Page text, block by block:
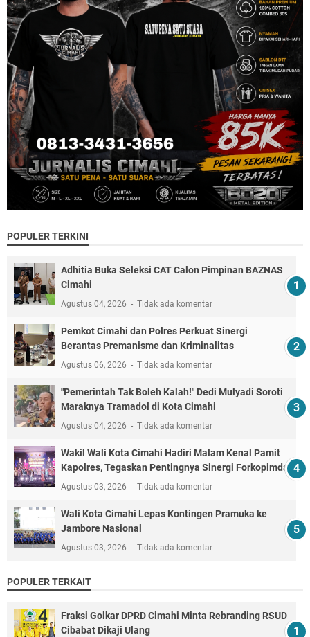
POPULER TERKINI
Adhitia Buka Seleksi CAT Calon Pimpinan BAZNAS
Cimahi
Agustus 04, 2026 Tidak ada komentar
Pemkot Cimahi dan Polres Perkuat Sinergi
Berantas Premanisme dan Kriminalitas
Agustus 06, 2026 Tidak ada komentar
"Pemerintah Tak Boleh Kalah!" Dedi Mulyadi Soroti
Maraknya Tramadol di Kota Cimahi
Agustus 04, 2026 Tidak ada komentar
Wakil Wali Kota Cimahi Hadiri Malam Kenal Pamit
Kapolres, Tegaskan Pentingnya Sinergi Forkopimda
Agustus 03, 2026 Tidak ada komentar
Wali Kota Cimahi Lepas Kontingen Pramuka ke
Jambore Nasional
Agustus 03, 2026 Tidak ada komentar
POPULER TERKAIT
Fraksi Golkar DPRD Cimahi Minta Rebranding RSUD
Cibabat Dikaji Ulang